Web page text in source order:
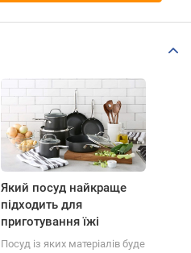
Який посуд найкраще
підходить для
приготування їжі
Посуд із яких матеріалів буде